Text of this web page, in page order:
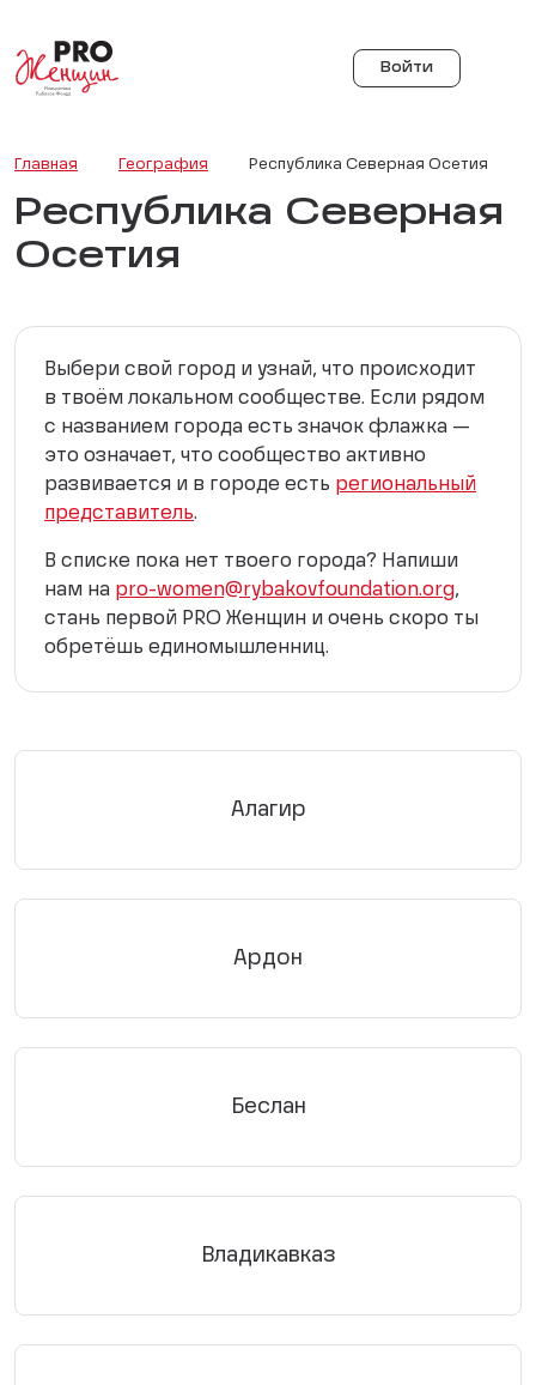
Войти
Главная География Республика Северная Осетия
Республика Северная
Осетия
Выбери свой город и узнай, что происходит
в твоём локальном сообществе. Если рядом
с названием города есть значок флажка —
это означает, что сообщество активно
развивается и в городе есть региональный
представитель.
В списке пока нет твоего города? Напиши
нам на pro-women@rybakovfoundation.org,
стань первой PRO Женщин и очень скоро ты
обретёшь единомышленниц.
Алагир
Ардон
Беслан
Владикавказ